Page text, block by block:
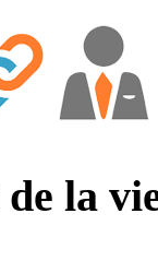
de la